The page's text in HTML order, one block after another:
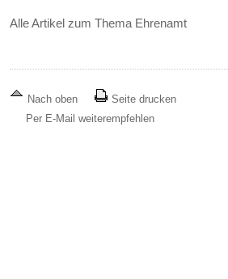
Alle Artikel zum Thema Ehrenamt
Nach oben
Seite drucken
Per E-Mail weiterempfehlen